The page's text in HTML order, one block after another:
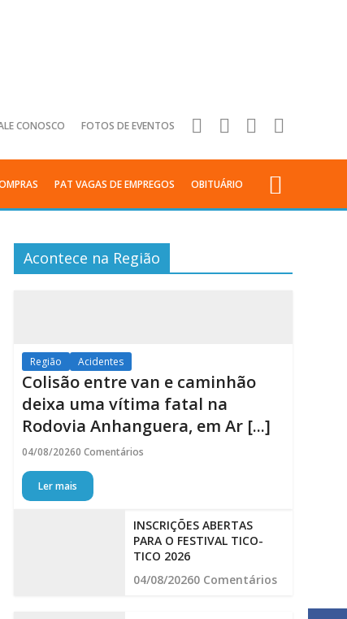
CONOSCO FOTOS DE EVENTOS
PAT VAGAS DE EMPREGOS OBITUÁRIO
Acontece na Região
Região Acidentes
Colisão entre van e caminhão
deixa uma vítima fatal na
Rodovia Anhanguera, em Ar [...]
04/08/20260 Comentários
Ler mais
INSCRIÇÕES ABERTAS
PARA O FESTIVAL TICO-
TICO 2026
04/08/20260 Comentários